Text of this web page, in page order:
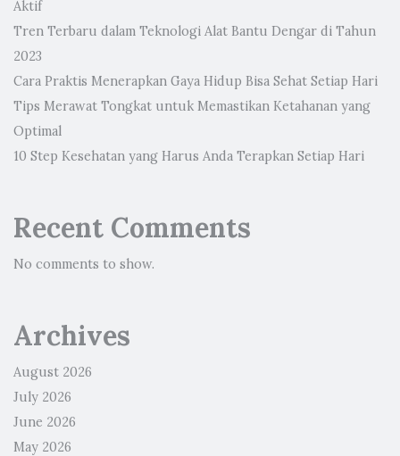
Aktif
Tren Terbaru dalam Teknologi Alat Bantu Dengar di Tahun
2023
Cara Praktis Menerapkan Gaya Hidup Bisa Sehat Setiap Hari
Tips Merawat Tongkat untuk Memastikan Ketahanan yang
Optimal
10 Step Kesehatan yang Harus Anda Terapkan Setiap Hari
Recent Comments
No comments to show.
Archives
August 2026
July 2026
June 2026
May 2026